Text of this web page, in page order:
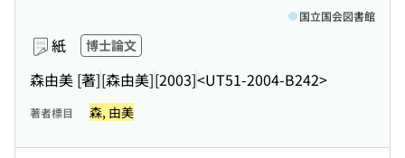
紙 博士論文
森由美 [著][森由美][2003]<UT51-2004-B242>
国立国会図書館
著者標目 森, 由美